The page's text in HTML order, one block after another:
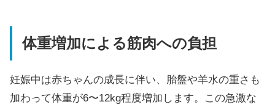
体重増加による筋肉への負担
妊娠中は赤ちゃんの成長に伴い、胎盤や羊水の重さも
加わって体重が6〜12kg程度増加します。この急激な